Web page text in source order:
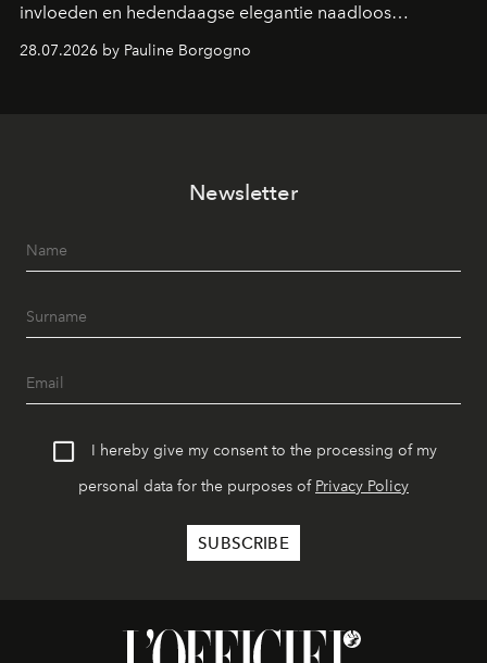
invloeden en hedendaagse elegantie naadloos
samenkomen.
28.07.2026 by Pauline Borgogno
Newsletter
I hereby give my consent to the processing of my
personal data for the purposes of Privacy Policy